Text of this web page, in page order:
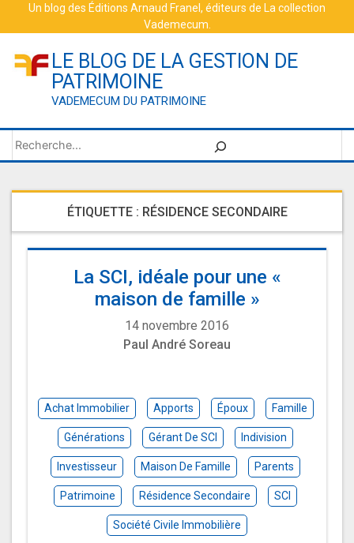
Un blog des Éditions Arnaud Franel , éditeurs de La collection
Vademecum
LE BLOG DE LA GESTION DE
PATRIMOINE
VADEMECUM DU PATRIMOINE
Rechercher
ÉTIQUETTE : RÉSIDENCE SECONDAIRE
La SCI, idéale pour une «
maison de famille »
14 novembre 2016
Paul André Soreau
Achat Immobilier Apports Époux Famille
Générations Gérant De SCI Indivision
Investisseur Maison De Famille Parents
Patrimoine Résidence Secondaire SCI
Société Civile Immobilière